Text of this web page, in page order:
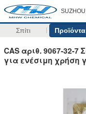
Σπίτι Προϊόντα
CAS αριθ. 9067-32-
για ενέσιμη χρήση